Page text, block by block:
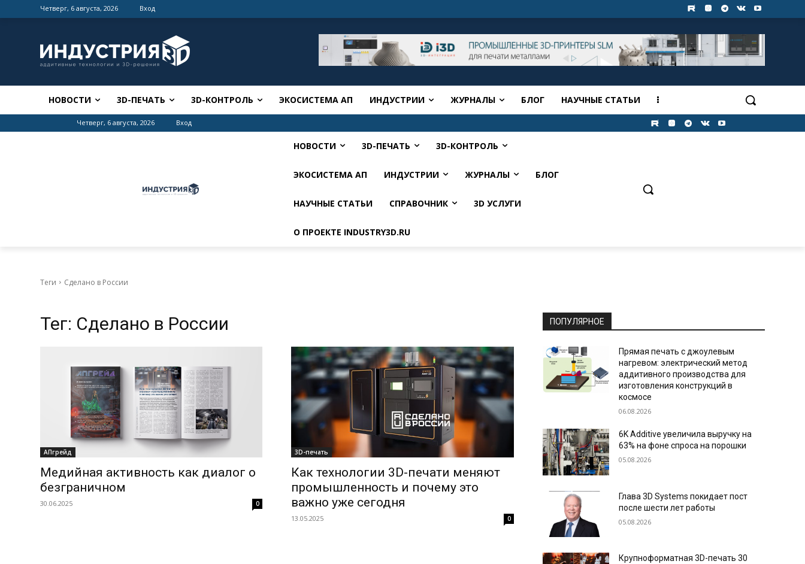
Четверг, 6 августа, 2026 Вход
НОВОСТИ 3D-ПЕЧАТЬ 3D-КОНТРОЛЬ ЭКОСИСТЕМА АП ИНДУСТРИИ ЖУРНАЛЫ БЛОГ НАУЧНЫЕ СТАТЬИ
Четверг, 6 августа, 2026 Вход
НОВОСТИ 3D-ПЕЧАТЬ 3D-КОНТРОЛЬ
ЭКОСИСТЕМА АП ИНДУСТРИИ ЖУРНАЛЫ БЛОГ
НАУЧНЫЕ СТАТЬИ СПРАВОЧНИК 3D УСЛУГИ
О ПРОЕКТЕ INDUSTRY3D.RU
Теги Сделано в России
Тег: Сделано в России
АПгрейд
Медийная активность как диалог о
безграничном
30.06.2025 0
3D-печать
Как технологии 3D-печати меняют
промышленность и почему это
важно уже сегодня
13.05.2025 0
ПОПУЛЯРНОЕ
Прямая печать с джоулевым
нагревом: электрический метод
аддитивного производства для
изготовления конструкций в
космосе
06.08.2026
6K Additive увеличила выручку на
63% на фоне спроса на порошки
05.08.2026
Глава 3D Systems покидает пост
после шести лет работы
05.08.2026
Крупноформатная 3D-печать 30